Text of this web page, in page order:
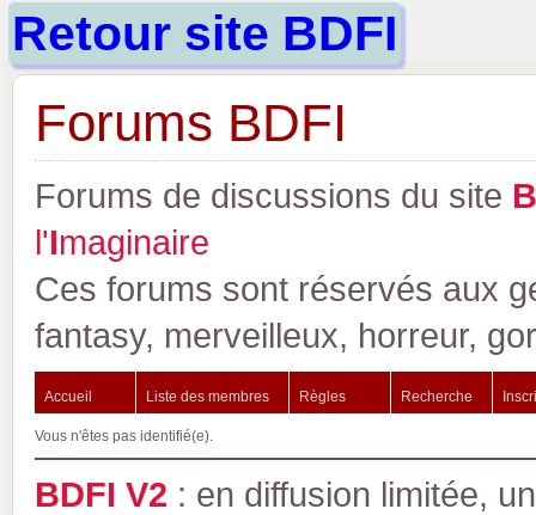
Retour site BDFI
Forums BDFI
Forums de discussions du site B
l'Imaginaire
Ces forums sont réservés aux
fantasy, merveilleux, horreur,
Accueil Liste des membres Règles Recherche
Vous n'êtes pas identifié(e).
BDFI V2 : en diffusion limitée,